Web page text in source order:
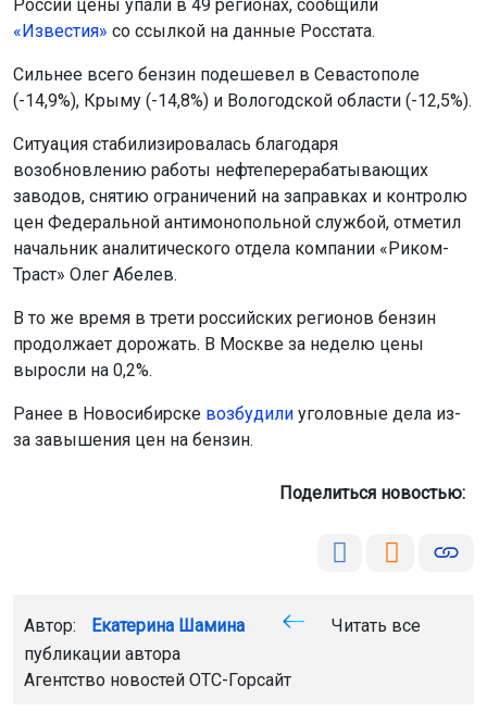
России цены упали в 49 регионах, сообщили
«Известия» со ссылкой на данные Росстата.
Сильнее всего бензин подешевел в Севастополе
(-14,9%), Крыму (-14,8%) и Вологодской области (-12,5%).
Ситуация стабилизировалась благодаря
возобновлению работы нефтеперерабатывающих
заводов, снятию ограничений на заправках и контролю
цен Федеральной антимонопольной службой, отметил
начальник аналитического отдела компании «Риком-
Траст» Олег Абелев.
В то же время в трети российских регионов бензин
продолжает дорожать. В Москве за неделю цены
выросли на 0,2%.
Ранее в Новосибирске возбудили уголовные дела из-
за завышения цен на бензин.
Поделиться новостью:
Автор: Екатерина Шамина
Читать все
публикации автора
Агентство новостей ОТС-Горсайт